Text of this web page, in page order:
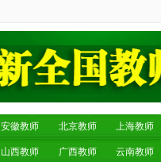
安徽教师 北京教师 上海教师
山西教师 广西教师 云南教师